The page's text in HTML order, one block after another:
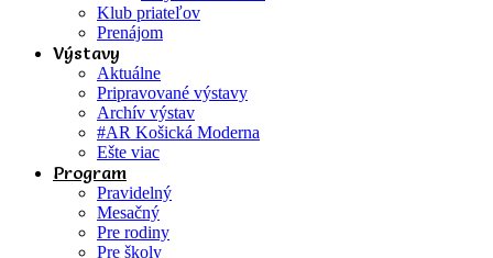
Klub priateľov
Prenájom
Výstavy
Aktuálne
Pripravované výstavy
Archív výstav
#AR Košická Moderna
Ešte viac
Program
Pravidelný
Mesačný
Pre rodiny
Pre školy